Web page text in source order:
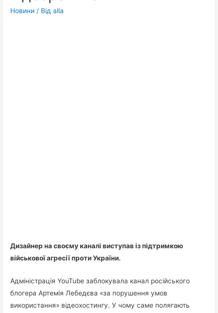
Новини / Відalla
Дизайнер на своєму каналі виступав із підтримкою
військової агресії проти України.
Адміністрація YouTube заблокувала канал російського
блогера Артемія Лебедєва «за порушення умов
використання» відеохостингу. У чому саме полягають